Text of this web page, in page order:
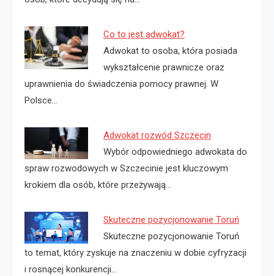
Co to jest adwokat?
Adwokat to osoba, która posiada
wykształcenie prawnicze oraz
uprawnienia do świadczenia pomocy prawnej. W
Polsce…
Adwokat rozwód Szczecin
Wybór odpowiedniego adwokata do
spraw rozwodowych w Szczecinie jest kluczowym
krokiem dla osób, które przeżywają…
Skuteczne pozycjonowanie Toruń
Skuteczne pozycjonowanie Toruń
to temat, który zyskuje na znaczeniu w dobie cyfryzacji
i rosnącej konkurencji…